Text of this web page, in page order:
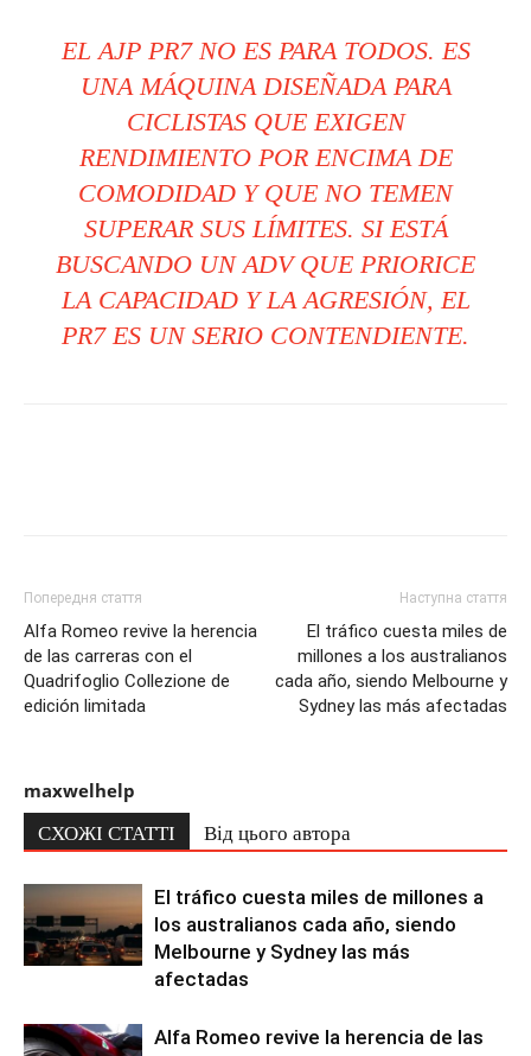
EL AJP PR7 NO ES PARA TODOS. ES
UNA MÁQUINA DISEÑADA PARA
CICLISTAS QUE EXIGEN
RENDIMIENTO POR ENCIMA DE
COMODIDAD Y QUE NO TEMEN
SUPERAR SUS LÍMITES. SI ESTÁ
BUSCANDO UN ADV QUE PRIORICE
LA CAPACIDAD Y LA AGRESIÓN, EL
PR7 ES UN SERIO CONTENDIENTE.
Попередня стаття
Alfa Romeo revive la herencia
de las carreras con el
Quadrifoglio Collezione de
edición limitada
Наступна стаття
El tráfico cuesta miles de
millones a los australianos
cada año, siendo Melbourne y
Sydney las más afectadas
maxwelhelp
СХОЖІ СТАТТІ Від цього автора
El tráfico cuesta miles de millones a
los australianos cada año, siendo
Melbourne y Sydney las más
afectadas
Alfa Romeo revive la herencia de las